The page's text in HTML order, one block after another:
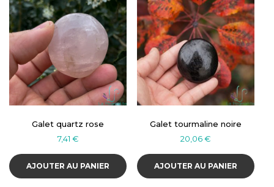
Galet quartz rose
7,41 €
AJOUTER AU PANIER
Galet tourmaline noire
20,06€
AJOUTER AU PANIER